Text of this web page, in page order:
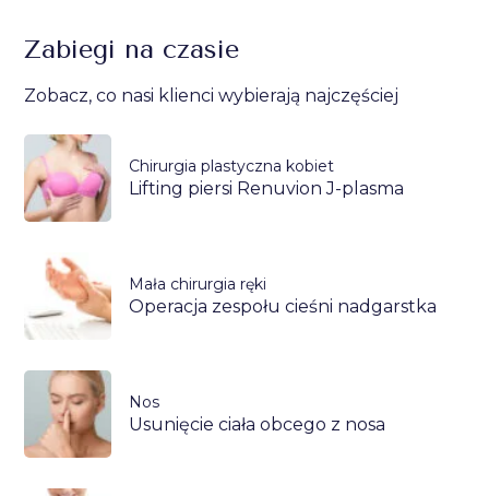
Zabiegi na czasie
Zobacz, co nasi klienci wybierają najczęściej
Chirurgia plastyczna kobiet
Lifting piersi Renuvion J-plasma
Mała chirurgia ręki
Operacja zespołu cieśni nadgarstka
Nos
Usunięcie ciała obcego z nosa